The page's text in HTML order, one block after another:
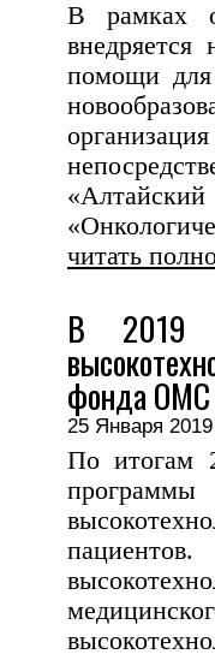
В рамках
внедряется
помощи для
читать
В 2019
фонда ОМС
25 Января
По итогам